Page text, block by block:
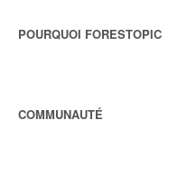
POURQUOI FORESTOPIC
COMMUNAUTÉ